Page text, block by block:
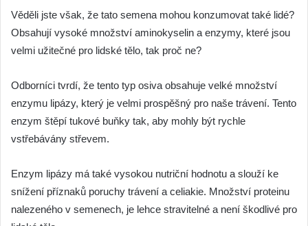
Věděli jste však, že tato semena mohou konzumovat také lidé?
Obsahují vysoké množství aminokyselin a enzymy, které jsou
velmi užitečné pro lidské tělo, tak proč ne?
Odborníci tvrdí, že tento typ osiva obsahuje velké množství
enzymu lipázy, který je velmi prospěšný pro naše trávení. Tento
enzym štěpí tukové buňky tak, aby mohly být rychle
vstřebávány střevem.
Enzym lipázy má také vysokou nutriční hodnotu a slouží ke
snížení příznaků poruchy trávení a celiakie. Množství proteinu
nalezeného v semenech, je lehce stravitelné a není škodlivé pro